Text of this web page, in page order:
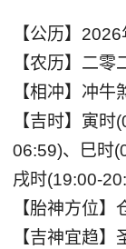
【公历】
【农历】二
【相冲】冲牛
【吉时】寅
06:59)、巳时
戌时(19:00-
【胎神方位】
【吉神宜趋】